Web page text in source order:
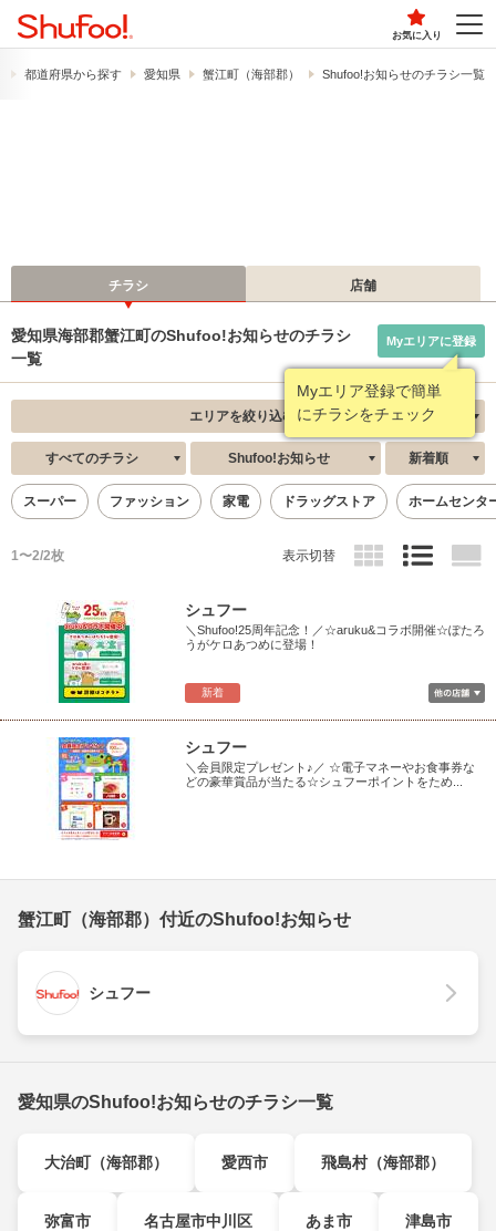
お気に入り
都道府県から探す 愛知県 蟹江町（海部郡） Shufoo!お知らせのチラシ一覧
チラシ 店舗
愛知県海部郡蟹江町のShufoo!お知らせのチラシ
一覧
Myエリア登録で簡単
にチラシをチェック
Myエリアに登録
エリアを絞り込む
すべてのチラシ Shufoo!お知らせ 新着順
スーパー ファッション 家電 ドラッグストア ホームセンタ
1〜2/2枚 表示切替
新着
シュフー
＼Shufoo!25周年記念！／☆aruku&コラボ開催☆ぽたろ
うがケロあつめに登場！
シュフー
＼会員限定プレゼント♪／ ☆電子マネーやお食事券な
どの豪華賞品が当たる☆シュフーポイントをため...
蟹江町（海部郡）付近のShufoo!お知らせ
シュフー
愛知県のShufoo!お知らせのチラシ一覧
大治町（海部郡） 愛西市 飛島村（海部郡）
弥富市 名古屋市中川区 あま市 津島市